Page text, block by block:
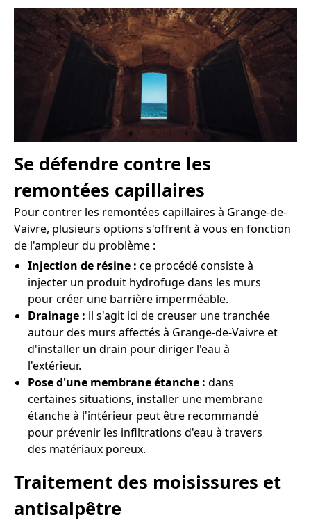
Se défendre contre les
remontées capillaires
Pour contrer les remontées capillaires à Grange-de-
Vaivre, plusieurs options s'offrent à vous en fonction
de l'ampleur du problème :
Injection de résine : ce procédé consiste à
injecter un produit hydrofuge dans les murs
pour créer une barrière imperméable.
Drainage : il s'agit ici de creuser une tranchée
autour des murs affectés à Grange-de-Vaivre et
d'installer un drain pour diriger l'eau à
l'extérieur.
Pose d'une membrane étanche : dans
certaines situations, installer une membrane
étanche à l'intérieur peut être recommandé
pour prévenir les infiltrations d'eau à travers
des matériaux poreux.
Traitement des moisissures et
antisalpêtre